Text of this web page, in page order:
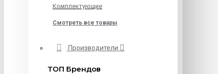
Комплектующие
Смотреть все товары
Производители
ТОП Брендов